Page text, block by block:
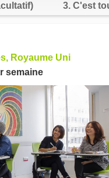
3. C'est
Royaume Uni
semaine